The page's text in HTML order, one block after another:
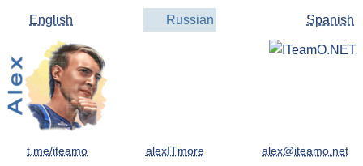
English Russian Spanish
t.me/iteamo alexITmore